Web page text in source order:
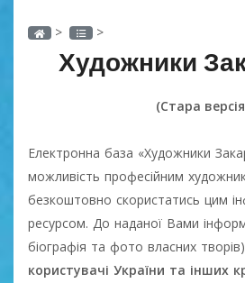
> >
Художники
(Стара
Електронна база «Художники
можливість професійним
безкоштовно скористатись цим
ресурсом. До наданої Вами
біографія та фото власних творів)
користувачі України та інших